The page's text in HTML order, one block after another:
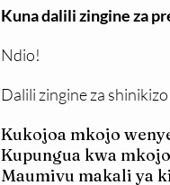
Kuna dalili zingine za
Ndio!
Dalili zingine za
Kukojoa mkojo
Kupungua kwa
Maumivu makali ya